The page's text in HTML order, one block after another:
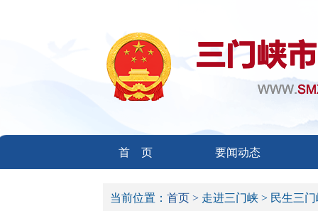
首 页 要闻动态
当前位置： 首页 > 走进三门峡 > 民生三